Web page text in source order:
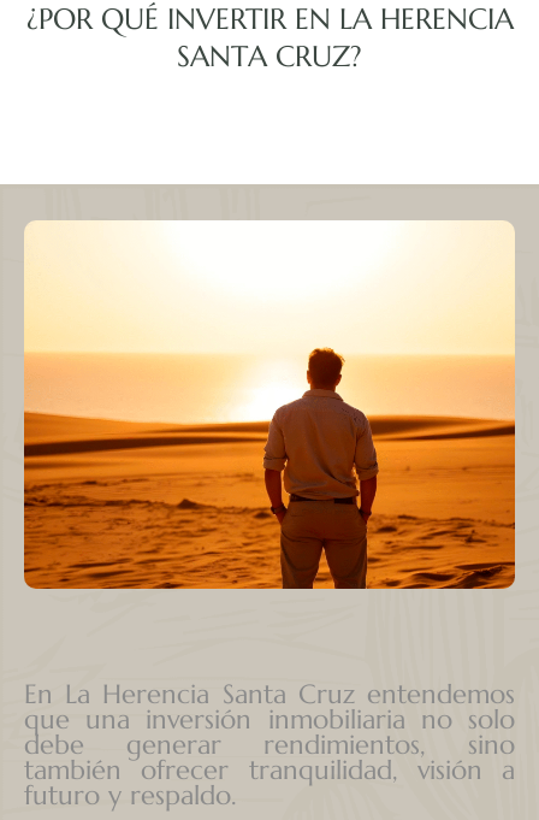
¿POR QUÉ INVERTIR EN LA HERENCIA
SANTA CRUZ?
En La Herencia Santa Cruz entendemos
que una inversión inmobiliaria no solo
debe generar rendimientos, sino
también ofrecer tranquilidad, visión a
futuro y respaldo.